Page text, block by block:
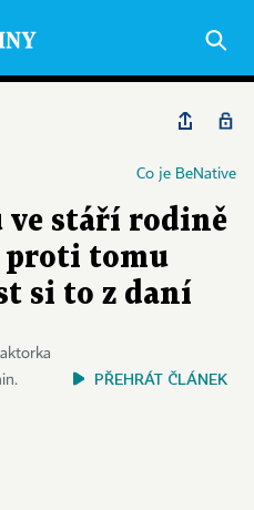
Co je BeNative
ve stáří rodině
proti tomu
si to z daní
PŘEHRÁT ČLÁNEK